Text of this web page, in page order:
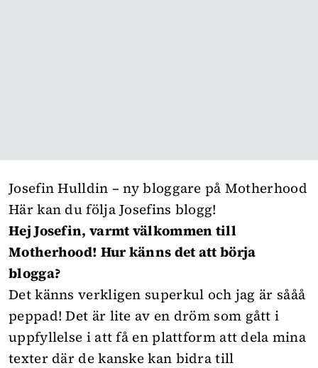
Josefin Hulldin – ny bloggare på Motherhood
Härkan du följa Josefins blogg!
Hej Josefin, varmt välkommen till
Motherhood! Hur känns det att börja
blogga?
Det känns verkligen superkul och jag är sååå
peppad! Det är lite av en dröm som gått i
uppfyllelse i att få en plattform att dela mina
texter där de kanske kan bidra till